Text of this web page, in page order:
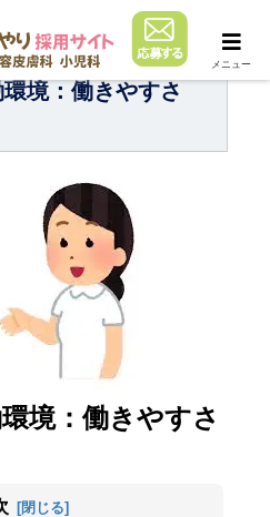
境：働きやすさ
境：働きやすさ
メニュー